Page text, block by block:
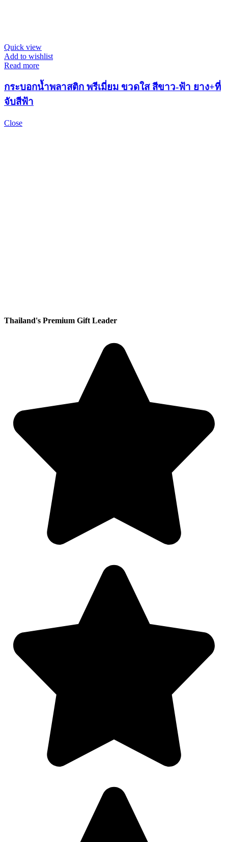
Quick view
Add to wishlist
Read more
กระบอกน้ำพลาสติก พรีเมี่ยม ขวดใส สีขาว-ฟ้า ยาง+ที่
จับสีฟ้า
Close
Thailand's Premium Gift Leader